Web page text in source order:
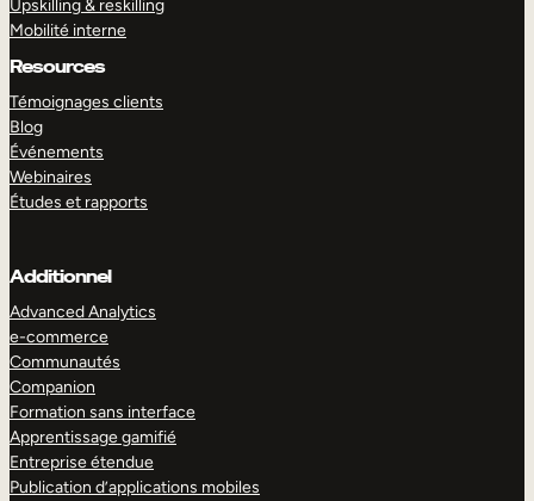
Upskilling & reskilling
Mobilité interne
Resources
Témoignages clients
Blog
Événements
Webinaires
Études et rapports
Additionnel
Advanced Analytics
e-commerce
Communautés
Companion
Formation sans interface
Apprentissage gamifié
Entreprise étendue
Publication d’applications mobiles